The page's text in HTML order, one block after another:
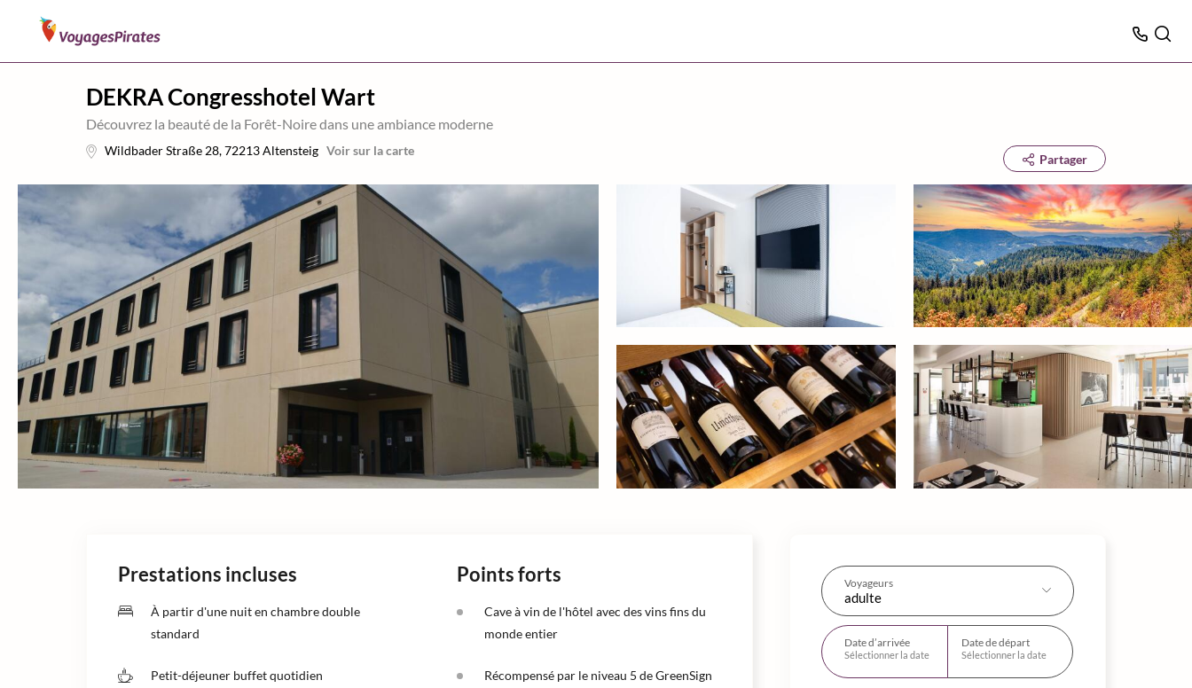
DEKRA Congresshotel Wart
Découvrez la beauté de la Forêt-Noire dans une ambiance moderne
Wildbader Straße 28,72213Altensteig Voir sur la carte
Partager
Voyageurs
adulte
Date d’arrivée
Sélectionner la date
Date de départ
Sélectionner la date
Prestations incluses
À partir d'une nuit en chambre double
standard
Petit-déjeuner buffet quotidien
Points forts
Cave à vin de l'hôtel avec des vins fins du
monde entier
Récompensé par le niveau 5 de GreenSign